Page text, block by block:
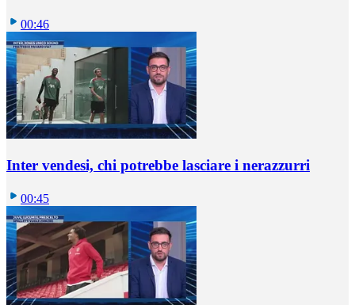
00:46
Inter vendesi, chi potrebbe lasciare i nerazzurri
00:45